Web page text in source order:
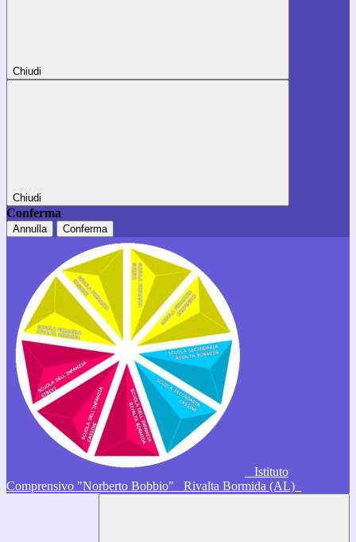
Chiudi
Chiudi
Conferma
Annulla Conferma
Istituto
Comprensivo "Norberto Bobbio"
Rivalta Bormida (AL)